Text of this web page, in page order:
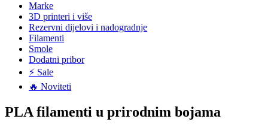
Marke
3D printeri i više
Rezervni dijelovi i nadogradnje
Filamenti
Smole
Dodatni pribor
⚡ Sale
🔥 Noviteti
PLA filamenti u prirodnim bojama